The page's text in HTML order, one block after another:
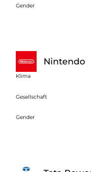
Gender
Nintendo
Klima
Gesellschaft
Gender